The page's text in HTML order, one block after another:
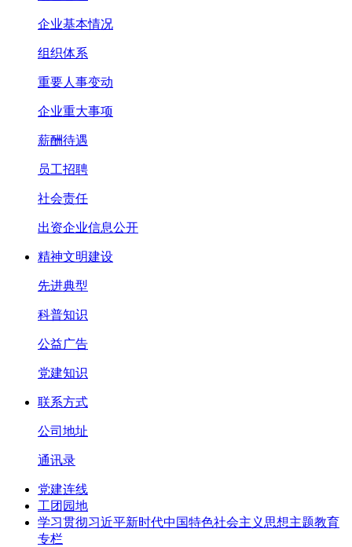
企业基本情况
组织体系
重要人事变动
企业重大事项
薪酬待遇
员工招聘
社会责任
出资企业信息公开
精神文明建设
先进典型
科普知识
公益广告
党建知识
联系方式
公司地址
通讯录
党建连线
工团园地
学习贯彻习近平新时代中国特色社会主义思想主题教育
专栏